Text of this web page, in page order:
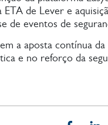
de Lever e
de eventos de
a aposta contínua
e no reforço da